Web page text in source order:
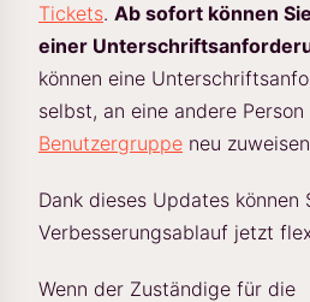
Tickets. Ab sofort können
einer
können eine
selbst, an eine andere
Benutzergruppe neu
Dank dieses Updates können
Verbesserungsablauf jetzt
Wenn der Zuständige für die